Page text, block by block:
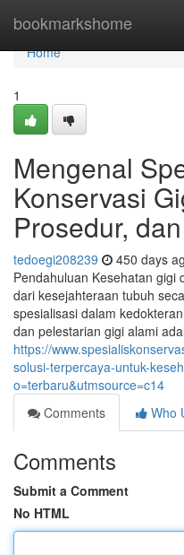
bookmarkshome
Home
Home
1
Mengenal
Konservasi
Prosedur,
tedoegi208239 450 days
Pendahuluan Kesehatan gigi
dari kesejahteraan tubuh
spesialisasi dalam
dan pelestarian gigi alami
https://
solusi-terpercaya-untuk-
o=terbaru&utmsource=c14
Comments
Who
Comments
Submit a Comment
No HTML